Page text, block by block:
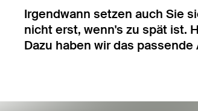
Irgendwann setzen auch Sie
nicht erst, wenn's zu spät ist.
Dazu haben wir das passende